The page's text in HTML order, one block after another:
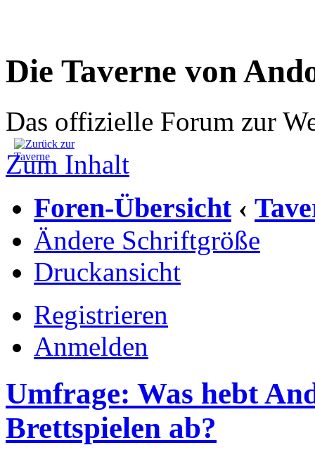
Die Taverne von
Das offizielle Forum zur
Zum Inhalt
Foren-Übersicht ‹
Ändere Schriftgröße
Druckansicht
Registrieren
Anmelden
Umfrage: Was hebt
Brettspielen ab?